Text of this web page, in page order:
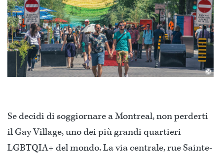
©
Se decidi di soggiornare a Montreal, non perderti
il Gay Village, uno dei più grandi quartieri
LGBTQIA+ del mondo. La via centrale, rue Sainte-